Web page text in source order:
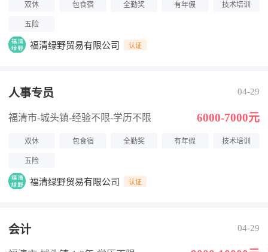
双休 包食宿 全勤奖 有年假 技术培训
五险
福清绿野贸易有限公司 认证
人事专员 04-29
福清市-城头镇-经验不限-学历不限 6000-7000元
双休 包食宿 全勤奖 有年假 技术培训
五险
福清绿野贸易有限公司 认证
会计 04-29